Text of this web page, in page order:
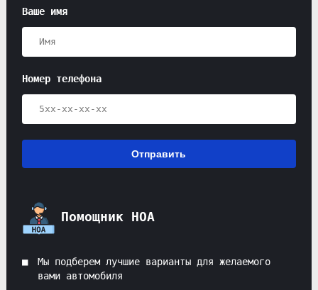
Ваше имя
Номер телефона
Отправить
Помощник HOA
Мы подберем лучшие варианты для желаемого
вами автомобиля